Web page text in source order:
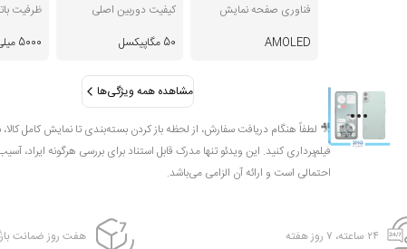
فناوری صفحه نمایش
AMOLED
کیفیت دوربین اصلی
50 مگاپیکسل
ظرفیت
5000 میلی آمپر
مشاهده همه ویژگی‌ها
🎥 لطفاً هنگام دریافت سفارش، از لحظه باز کردن بسته‌بندی تا نمایش کامل
فیلم‌برداری کنید. این ویدئو تنها مدرک قابل استناد برای بررسی هرگونه ایراد،
احتمالی است و ارائه آن الزامی می‌باشد.
۲۴ ساعته، ۷ روز هفته هفت روز ضمانت